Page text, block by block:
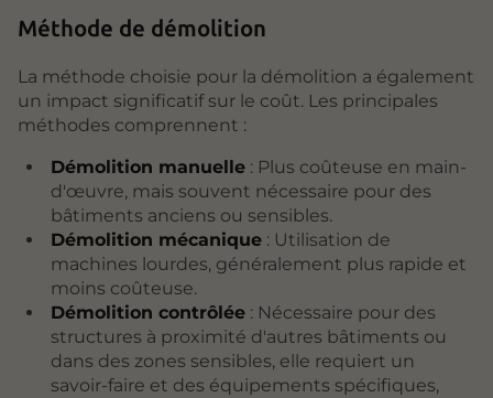
Méthode de démolition
La méthode choisie pour la démolition a également
un impact significatif sur le coût. Les principales
méthodes comprennent :
Démolition manuelle: Plus coûteuse en main-
d'œuvre, mais souvent nécessaire pour des
bâtiments anciens ou sensibles.
Démolition mécanique: Utilisation de
machines lourdes, généralement plus rapide et
moins coûteuse.
Démolition contrôlée: Nécessaire pour des
structures à proximité d'autres bâtiments ou
dans des zones sensibles, elle requiert un
savoir-faire et des équipements spécifiques,